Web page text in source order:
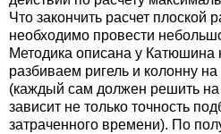
Что закончить расчет плоской
необходимо провести
Методика описана у Катюшина
разбиваем ригель и колонну на
(каждый сам должен решить на
зависит не только точность
затраченного времени). По